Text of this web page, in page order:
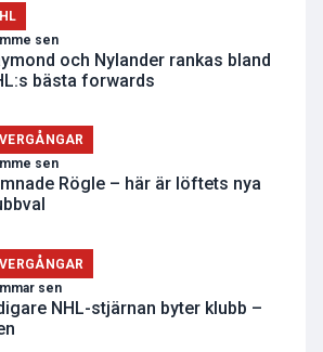
sen
och Nylander rankas bland
bästa forwards
sen
Rögle – här är löftets nya
sen
NHL-stjärnan byter klubb –